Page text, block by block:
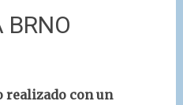
BRNO
con un